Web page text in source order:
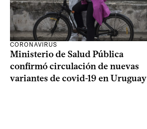
CORONAVIRUS
Ministerio de Salud Pública
confirmó circulación de nuevas
variantes de covid-19 en Uruguay